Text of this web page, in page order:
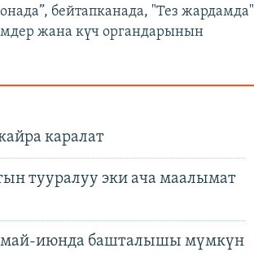
бейтапканада, "Тез жардамда"
жана күч органдарынын
каралат
тууралуу эки ача маалымат
май-июнда башталышы мүмкүн